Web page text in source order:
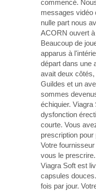
commencé.
messages vidéo
nulle part nous
ACORN ouvert à
Beaucoup de
apparus à
départ dans une
avait deux
Guildes et un
sommes
échiquier. Viagra
dysfonction
courte. Vous
prescription pour
Votre
vous le prescrire.
Viagra Soft est
capsules
fois par jour.